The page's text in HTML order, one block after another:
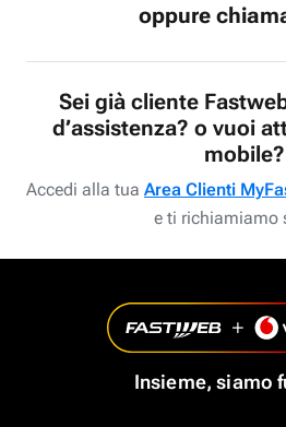
oppure
Sei già cliente
d’assistenza? o vuoi
mobile?
Accedi alla tua Area Clienti
e ti richiamiamo
Insieme, siamo